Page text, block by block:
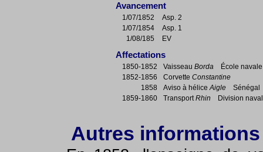
Avancement
1/07/1852
Asp. 2
1/07/1854
Asp. 1
1/08/185
EV
Affectations
1850-1852 Vaisseau Borda École navale
1852-1856
Corvette Constantine
1858
Aviso à héliceAigle Sénégal
1859-1860
TransportRhin Division
Autres informations